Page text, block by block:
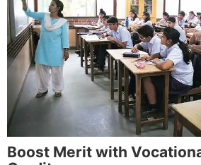
Boost Merit with